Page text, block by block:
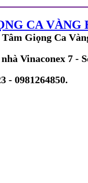
CA VÀNG
Giọng Ca
Vinaconex 7 -
- 0981264850.